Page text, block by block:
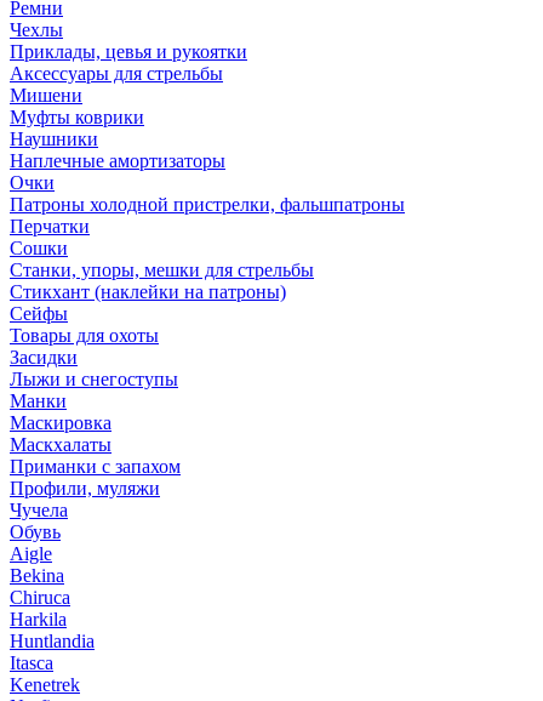
Ремни
Чехлы
Приклады, цевья и рукоятки
Аксессуары для стрельбы
Мишени
Муфты коврики
Наушники
Наплечные амортизаторы
Очки
Патроны холодной пристрелки, фальшпатроны
Перчатки
Сошки
Станки, упоры, мешки для стрельбы
Стикхант (наклейки на патроны)
Сейфы
Товары для охоты
Засидки
Лыжи и снегоступы
Манки
Маскировка
Маскхалаты
Приманки с запахом
Профили, муляжи
Чучела
Обувь
Aigle
Bekina
Chiruсa
Harkila
Huntlandia
Itasca
Kenetrek